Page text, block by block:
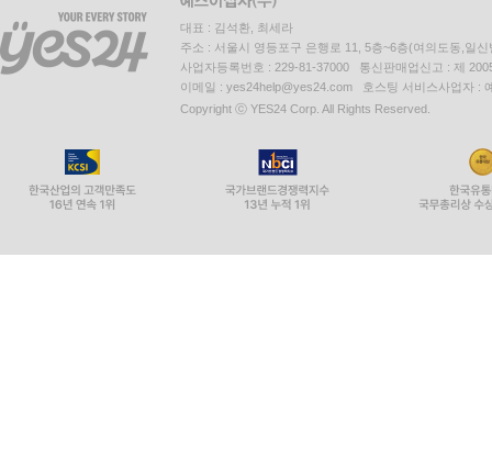
대표 : 김석환, 최세라
주소 : 서울시 영등포구 은행로 11, 5층~6층(여의도동,일신
사업자등록번호 : 229-81-37000 통신판매업신고 : 제
이메일 : yes24help@yes24.com 호스팅 서비스사업자 :
Copyright ⓒ YES24 Corp. All Rights Reserved.